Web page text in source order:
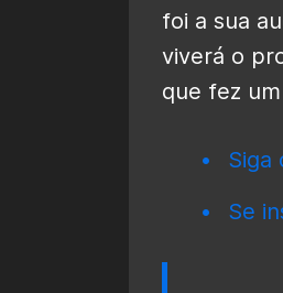
foi a sua
viverá o
que fez
Siga
Se